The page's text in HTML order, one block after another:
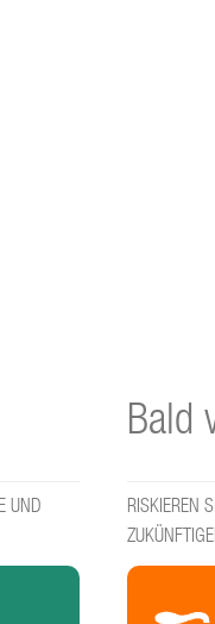
Bald
UND
RISKIEREN